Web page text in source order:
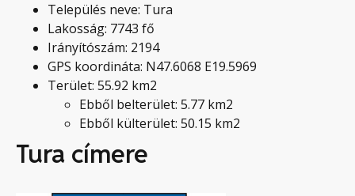
Település neve: Tura
Lakosság: 7743 fő
Irányítószám: 2194
GPS koordináta: N47.6068 E19.5969
Terület: 55.92 km2
Ebből belterület: 5.77 km2
Ebből külterület: 50.15 km2
Tura címere